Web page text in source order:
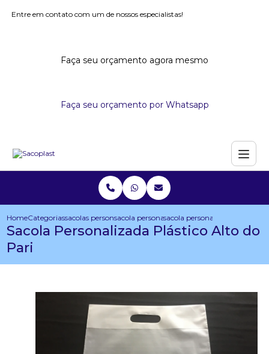
Entre em contato com um de nossos especialistas!
Faça seu orçamento agora mesmo
Faça seu orçamento por Whatsapp
HomeCategoriassacolas personalizadassacola personalizada com dobra no fundo
sacola personalizada plastico
Sacola Personalizada Plástico Alto do
Pari